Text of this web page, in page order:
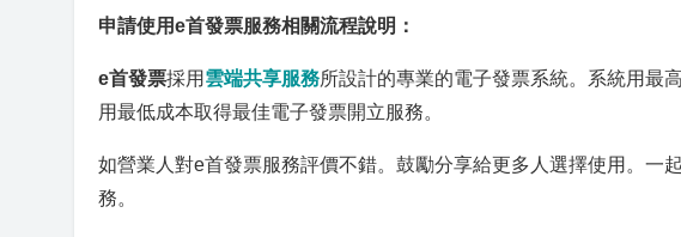
申請使用e首發票服務相關流程說明：
e首發票採用 雲端共享服務所設計的專業的電子發票系統。系統用最
用最低成本取得最佳電子發票開立服務。
如營業人對e首發票服務評價不錯。鼓勵分享給更多人選擇使用。一
務。